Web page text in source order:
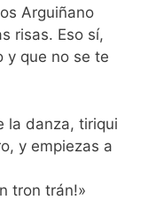
Arguiñano
risas. Eso sí,
y que no se te
la danza, tiriqui
y empiezas a
tron trán!»